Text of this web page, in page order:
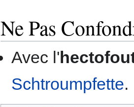
Ne Pas
Avec l'
Schtroumpfette.